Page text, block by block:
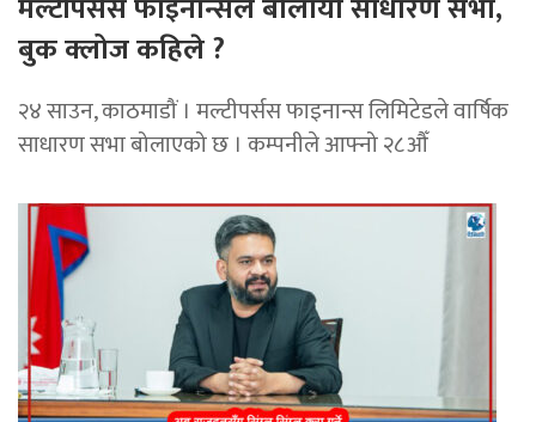
मल्टीपर्सस फाइनान्सले बाेलायाे साधारण सभा,
बुक क्लोज कहिले ?
२४ साउन, काठमाडौं । मल्टीपर्सस फाइनान्स लिमिटेडले वार्षिक
साधारण सभा बोलाएको छ । कम्पनीले आफ्नो २८औँ